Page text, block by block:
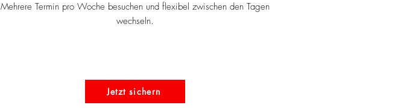
Mehrere Termin pro Woche besuchen und flexibel zwischen den Tagen
wechseln.
Jetzt sichern